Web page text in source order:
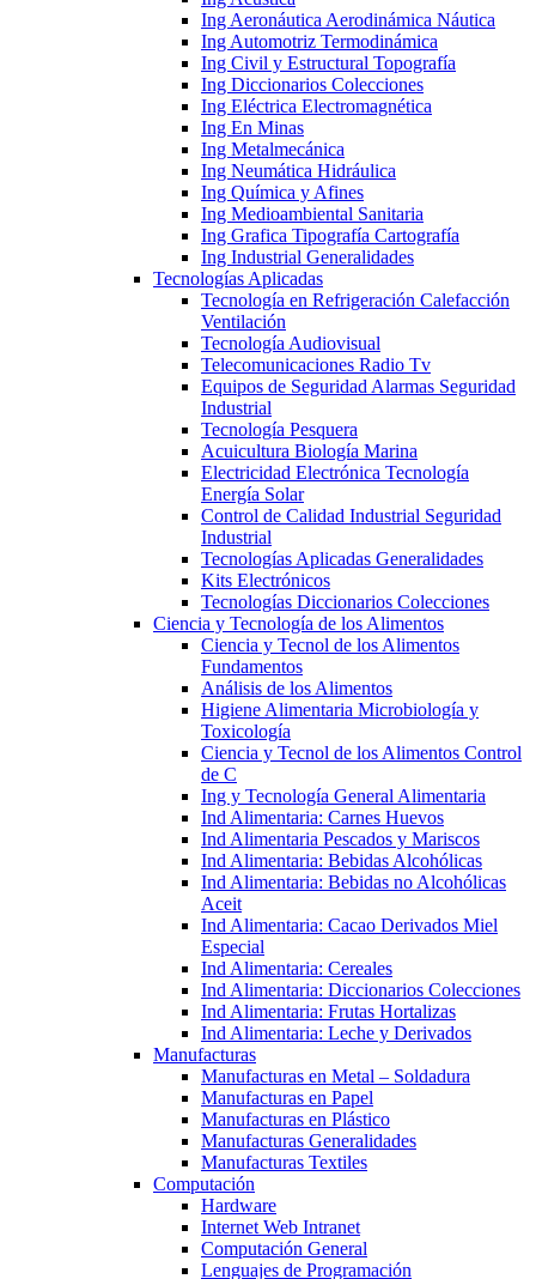
Ing Aeronáutica Aerodinámica Náutica
Ing Automotriz Termodinámica
Ing Civil y Estructural Topografía
Ing Diccionarios Colecciones
Ing Eléctrica Electromagnética
Ing En Minas
Ing Metalmecánica
Ing Neumática Hidráulica
Ing Química y Afines
Ing Medioambiental Sanitaria
Ing Grafica Tipografía Cartografía
Ing Industrial Generalidades
Tecnologías Aplicadas
Tecnología en Refrigeración Calefacción
Ventilación
Tecnología Audiovisual
Telecomunicaciones Radio Tv
Equipos de Seguridad Alarmas Seguridad
Industrial
Tecnología Pesquera
Acuicultura Biología Marina
Electricidad Electrónica Tecnología
Energía Solar
Control de Calidad Industrial Seguridad
Industrial
Tecnologías Aplicadas Generalidades
Kits Electrónicos
Tecnologías Diccionarios Colecciones
Ciencia y Tecnología de los Alimentos
Ciencia y Tecnol de los Alimentos
Fundamentos
Análisis de los Alimentos
Higiene Alimentaria Microbiología y
Toxicología
Ciencia y Tecnol de los Alimentos Control
de C
Ing y Tecnología General Alimentaria
Ind Alimentaria: Carnes Huevos
Ind Alimentaria Pescados y Mariscos
Ind Alimentaria: Bebidas Alcohólicas
Ind Alimentaria: Bebidas no Alcohólicas
Aceit
Ind Alimentaria: Cacao Derivados Miel
Especial
Ind Alimentaria: Cereales
Ind Alimentaria: Diccionarios Colecciones
Ind Alimentaria: Frutas Hortalizas
Ind Alimentaria: Leche y Derivados
Manufacturas
Manufacturas en Metal – Soldadura
Manufacturas en Papel
Manufacturas en Plástico
Manufacturas Generalidades
Manufacturas Textiles
Computación
Hardware
Internet Web Intranet
Computación General
Lenguajes de Programación